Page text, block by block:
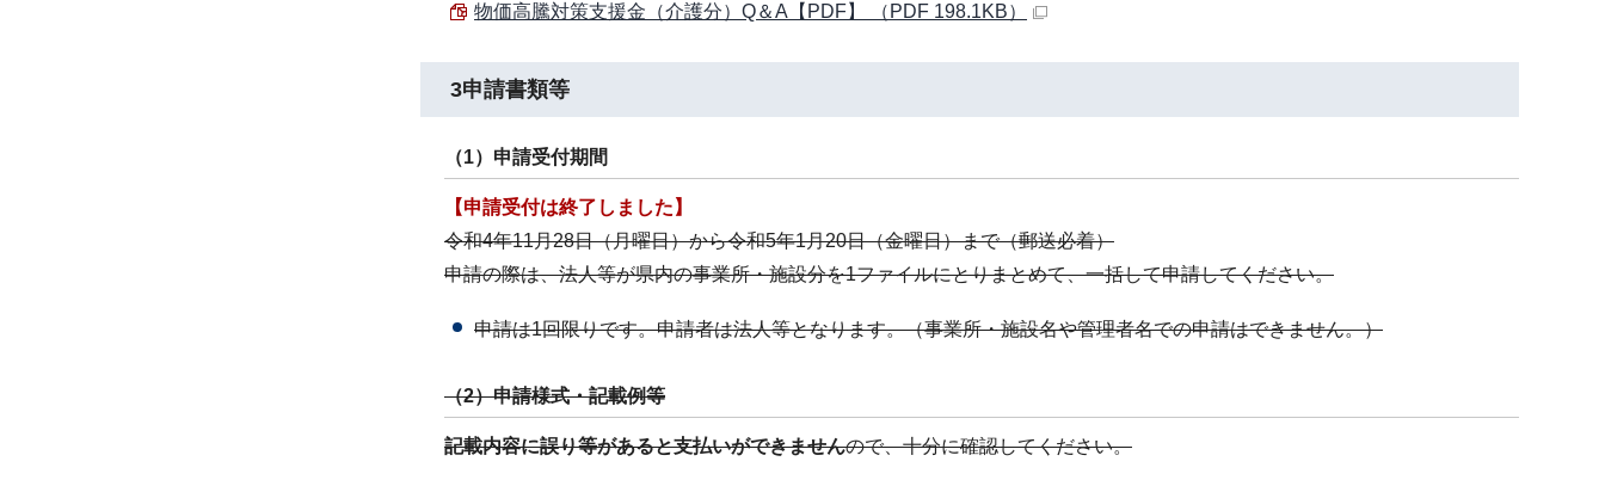
物価高騰対策支援金（介護分）Q＆A【PDF】 （PDF 198.1KB）
3申請書類等
（1）申請受付期間
【申請受付は終了しました】
令和4年11月28日（月曜日）から令和5年1月20日（金曜日）まで（郵送必着）
申請の際は、法人等が県内の事業所・施設分を1ファイルにとりまとめて、一括して申請してください。
申請は1回限りです。申請者は法人等となります。（事業所・施設名や管理者名での申請はできません。）
（2）申請様式・記載例等
記載内容に誤り等があると支払いができませんので、十分に確認してください。